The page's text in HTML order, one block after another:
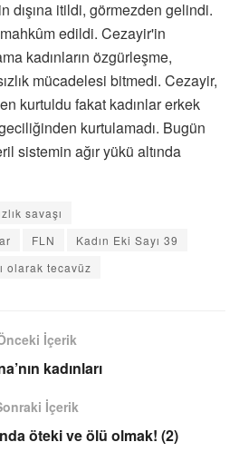
dışına itildi, görmezden gelindi.
edildi. Cezayir'in
kadınların özgürleşme,
mücadelesi bitmedi. Cezayir,
kurtuldu fakat kadınlar erkek
kurtulamadı. Bugün
sistemin ağır yükü altında
savaşı
FLN
Kadın Eki Sayı 39
olarak tecavüz
İçerik
kadınları
İçerik
öteki ve ölü olmak! (2)